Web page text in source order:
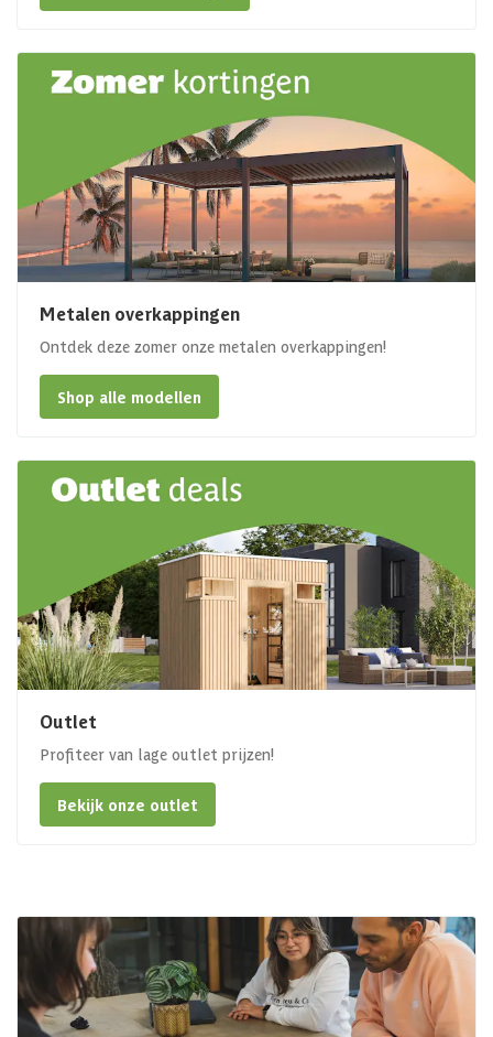
Metalen overkappingen
Ontdek deze zomer onze metalen overkappingen!
Shop alle modellen
Outlet
Profiteer van lage outlet prijzen!
Bekijk onze outlet